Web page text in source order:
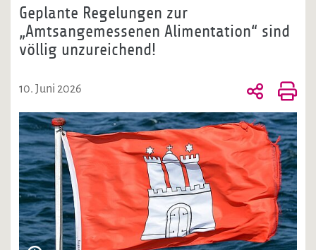
Geplante Regelungen zur
„Amtsangemessenen Alimentation“ sind
völlig unzureichend!
10. Juni 2026